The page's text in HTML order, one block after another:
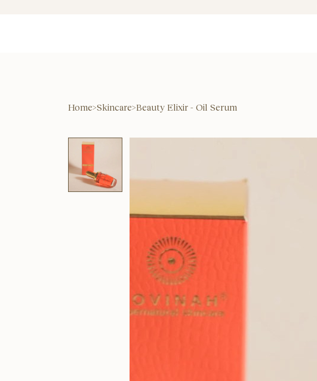
Home>Skincare>Beauty Elixir - Oil Serum